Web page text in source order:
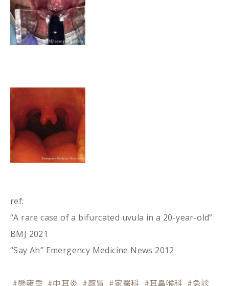
ref:
“A rare case of a bifurcated uvula in a 20-year-old”
BMJ 2021
“Say Ah” Emergency Medicine News 2012
#懸雍垂 #中耳炎 #感冒 #家醫科 #耳鼻喉科 #急診